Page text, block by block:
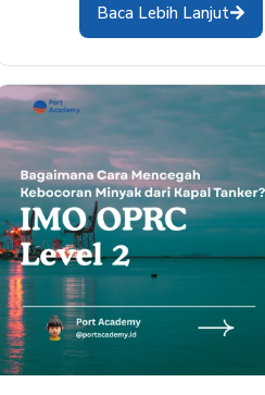
Baca Lebih Lanjut